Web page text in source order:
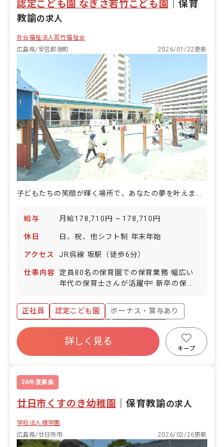
認定こども園 なぎさ若竹こども園
保育
教諭の求人
社会福祉法人若竹福祉会
広島県/安芸郡坂町
2026/01/22更新
子どもたちの笑顔が輝く場所で、あなたの夢を叶えませんか？
給与 月給178,710円 ~ 178,710円
休日 日、祝、他シフト制 年末年始
アクセス JR呉線 坂駅（徒歩6分）
仕事内容
定員80名の保育園での保育業務 幅広い
年代の保育士さんが活躍中! 新卒の保育
なので 無理なくスタート出来ますよ◎
情報元 https://job-
medley.com/cw/339830/?
正社員 認定こども園
ボーナス・賞与あり
寮・住宅・家賃補助あり
社会保険完備
福利厚生充実
退職金制度
詳しく見る
キープ
26年度募集
廿日市くすのき幼稚園 ｜保育教諭の求人
学校法人樟学園
広島県/廿日市市
2026/02/26更新